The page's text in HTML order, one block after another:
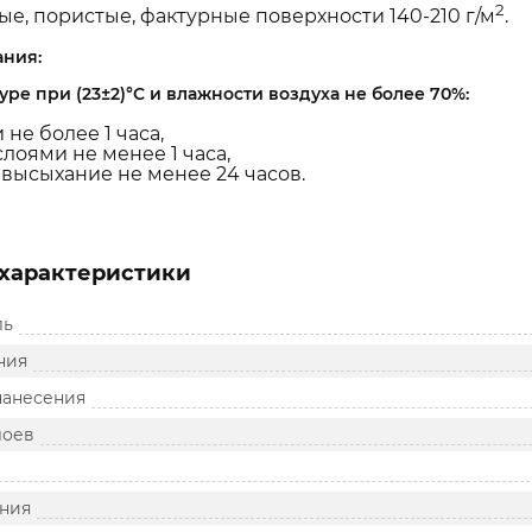
пористые, фактурные поверхности 140-210 г/м2.
при (23±2)°С и влажности воздуха не более 70%:
более 1 часа,
не менее 1 часа,
не менее 24 часов.